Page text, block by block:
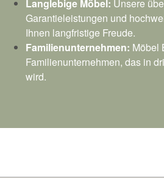
Langlebige Möbel: Unsere
Garantieleistungen und
Ihnen langfristige Freude.
Familienunternehmen: Möbel
Familienunternehmen, das in
wird.